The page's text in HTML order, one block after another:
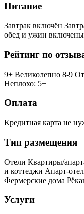
Питание
Завтрак включён
обед и ужин включены
Рейтинг по
9+ Великолепно 8-9
Неплохо: 5+
Оплата
Кредитная карта не
Тип размещения
Отели Квартиры/
и коттеджи Апарт-
Фермерские дома
Услуги